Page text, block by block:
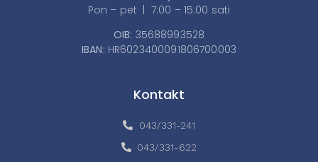
Pon – pet | 7:00 – 15:00 sati
OIB: 35688993528
IBAN: HR6023400091806700003
Kontakt
043/331-241
043/331-622